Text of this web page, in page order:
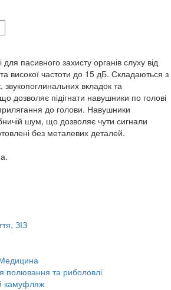
пасивного захисту органів слуху від
високої частоти до 15 дБ. Складаються з
вкладок та
дозволяє підігнати навушники по голові
до голови. Навушники
шум, що дозволяє чути сигнали
без металевих деталей.
ЗІЗ
полювання та риболовлі
камуфляж